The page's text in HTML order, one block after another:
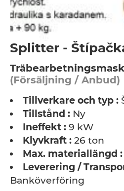
Splitter -
(Försäljning / Anbud)
Tillverkare och typ :
Tillstånd : Ny
Ineffekt : 9 kW
Klyvkraft : 26 ton
Max. materiallängd :
Leverering /
Banköverföring